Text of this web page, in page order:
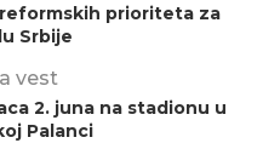
prioriteta za
Srbije
vest
2. juna na stadionu u
Palanci